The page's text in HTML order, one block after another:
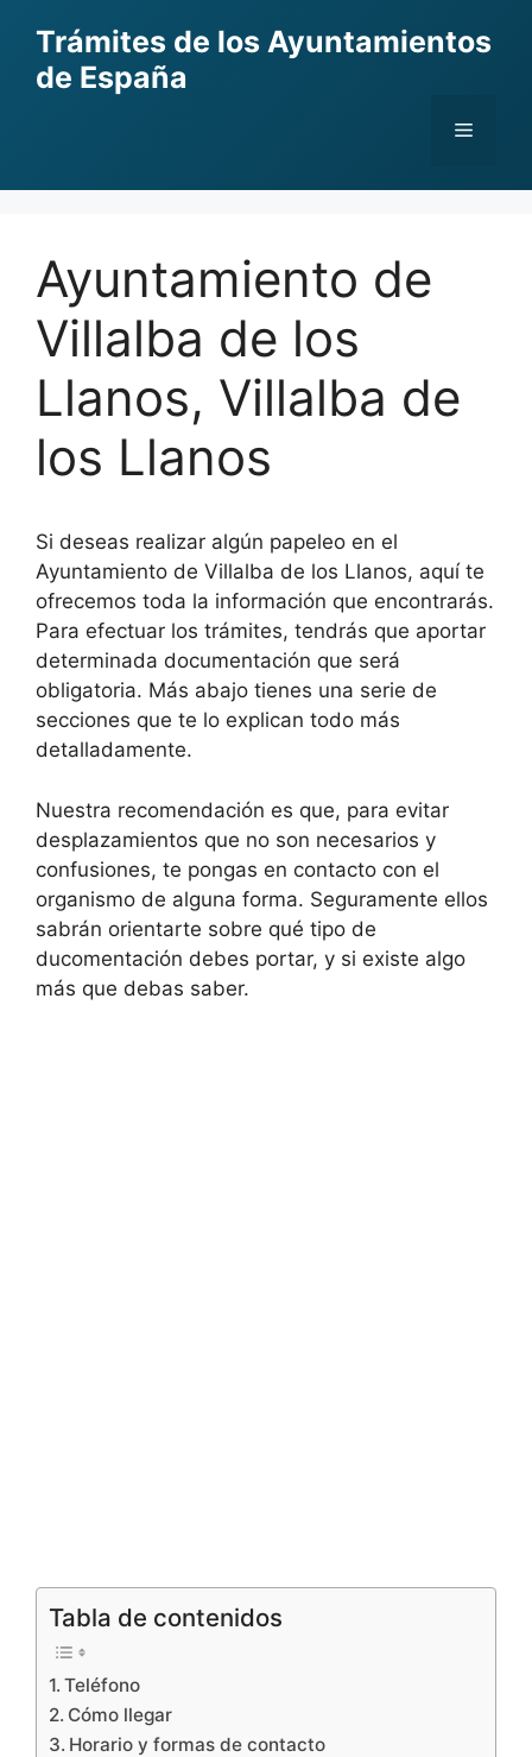
content
Trámites de los Ayuntamientos
de España
Menu
Ayuntamiento de
Villalba de los
Llanos, Villalba de
los Llanos
Si deseas realizar algún papeleo en el
Ayuntamiento de Villalba de los Llanos, aquí te
ofrecemos toda la información que encontrarás.
Para efectuar los trámites, tendrás que aportar
determinada documentación que será
obligatoria. Más abajo tienes una serie de
secciones que te lo explican todo más
detalladamente.
Nuestra recomendación es que, para evitar
desplazamientos que no son necesarios y
confusiones, te pongas en contacto con el
organismo de alguna forma. Seguramente ellos
sabrán orientarte sobre qué tipo de
ducomentación debes portar, y si existe algo
más que debas saber.
Tabla de contenidos
Teléfono
Cómo llegar
Horario y formas de contacto